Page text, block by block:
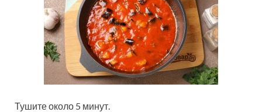
Тушите около 5 минут.